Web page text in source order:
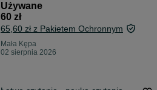
Używane
60 zł
65,60 zł z Pakietem Ochronnym
Mała Kępa
02 sierpnia 2026